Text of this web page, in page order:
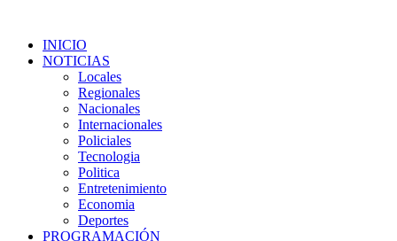
INICIO
NOTICIAS
Locales
Regionales
Nacionales
Internacionales
Policiales
Tecnologia
Politica
Entretenimiento
Economia
Deportes
PROGRAMACIÓN